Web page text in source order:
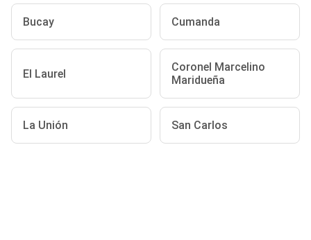
Bucay Cumanda
El Laurel
Coronel Marcelino
Maridueña
La Unión San Carlos